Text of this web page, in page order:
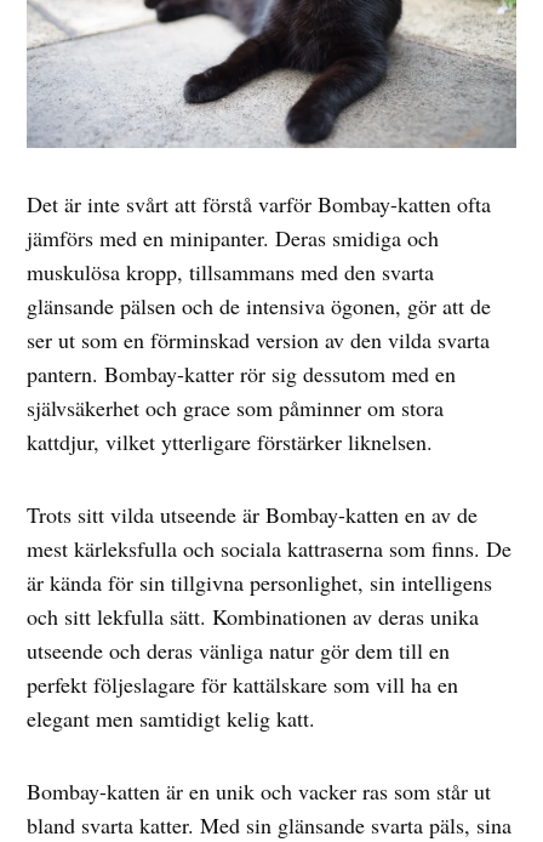
Det är inte svårt att förstå varför Bombay-katten ofta
jämförs med en minipanter. Deras smidiga och
muskulösa kropp, tillsammans med den svarta
glänsande pälsen och de intensiva ögonen, gör att de
ser ut som en förminskad version av den vilda svarta
pantern. Bombay-katter rör sig dessutom med en
självsäkerhet och grace som påminner om stora
kattdjur, vilket ytterligare förstärker liknelsen.
Trots sitt vilda utseende är Bombay-katten en av de
mest kärleksfulla och sociala kattraserna som finns. De
är kända för sin tillgivna personlighet, sin intelligens
och sitt lekfulla sätt. Kombinationen av deras unika
utseende och deras vänliga natur gör dem till en
perfekt följeslagare för kattälskare som vill ha en
elegant men samtidigt kelig katt.
Bombay-katten är en unik och vacker ras som står ut
bland svarta katter. Med sin glänsande svarta päls, sina